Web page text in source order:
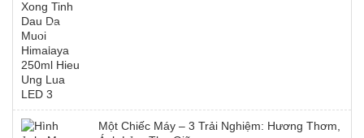
Một Chiếc Máy – 3 Trải Nghiệm: Hương Thơm,